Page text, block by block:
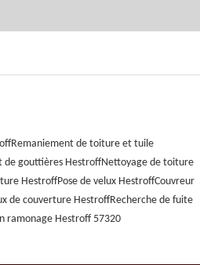
Remaniement de toiture et tuile
de gouttières HestroffNettoyage de toiture
HestroffPose de velux HestroffCouvreur
de couverture HestroffRecherche de fuite
ramonage Hestroff 57320